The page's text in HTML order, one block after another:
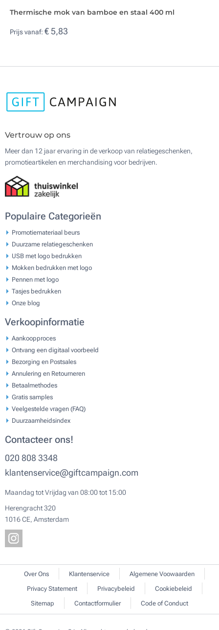
Thermische mok van bamboe en staal 400 ml
Prijs vanaf: € 5,83
Vertrouw op ons
Meer dan 12 jaar ervaring in de verkoop van relatiegeschenken,
promotieartikelen en merchandising voor bedrijven.
Populaire Categorieën
Promotiemateriaal beurs
Duurzame relatiegeschenken
USB met logo bedrukken
Mokken bedrukken met logo
Pennen met logo
Tasjes bedrukken
Onze blog
Verkoopinformatie
Aankoopproces
Ontvang een digitaal voorbeeld
Bezorging en Postsales
Annulering en Retourneren
Betaalmethodes
Gratis samples
Veelgestelde vragen (FAQ)
Duurzaamheidsindex
Contacteer ons!
020 808 3348
klantenservice@giftcampaign.com
Maandag tot Vrijdag van 08:00 tot 15:00
Herengracht 320
1016 CE, Amsterdam
Over Ons Klantenservice
Algemene Voowaarden
Privacy Statement
Privacybeleid
Cookiebeleid
Sitemap
Contactformulier Code of Conduct